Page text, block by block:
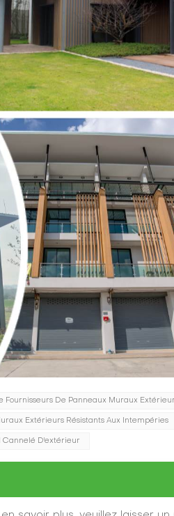
Fournisseurs De Panneaux Muraux
Extérieurs Résistants Aux Intempéries
Cannelé D'extérieur